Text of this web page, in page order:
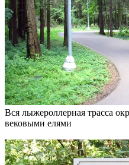
Вся лыжероллерная трасса
вековыми елями